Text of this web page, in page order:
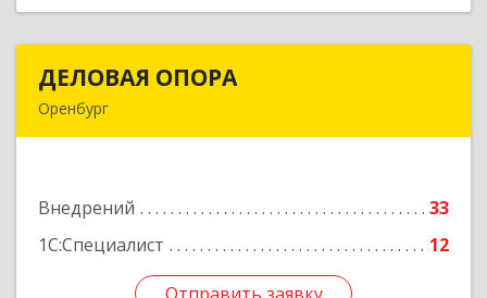
ДЕЛОВАЯ ОПОРА
Оренбург
Внедрений
33
1С:Специалист
12
Подробнее